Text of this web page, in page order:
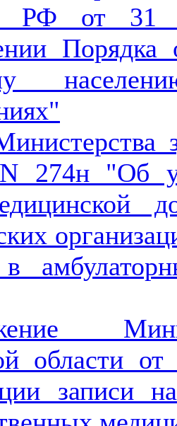
РФ от
Порядка
274н "Об
области
записи